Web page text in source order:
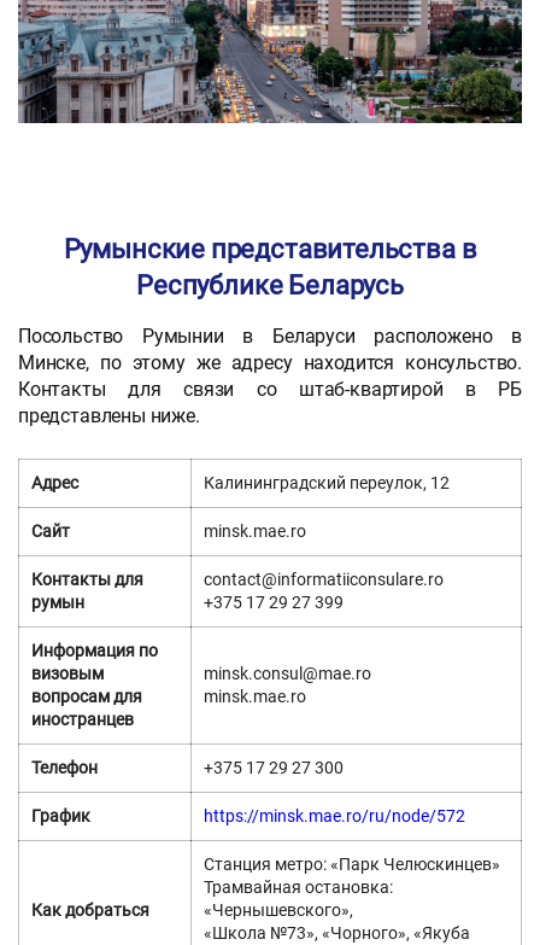
Румынские представительства в
Республике Беларусь
Посольство Румынии в Беларуси расположено в
Минске, по этому же адресу находится консульство.
Контакты для связи со штаб-квартирой в РБ
представлены ниже.
Адрес Калининградский переулок, 12
Сайт minsk.mae.ro
Контакты для
румын
contact@informatiiconsulare.ro
+375 17 29 27 399
Информация по
визовым
вопросам для
иностранцев
minsk.consul@mae.ro
minsk.mae.ro
Телефон +375 17 29 27 300
График https://minsk.mae.ro/ru/node/572
Как добраться
Станция метро: «Парк Челюскинцев»
Трамвайная остановка:
«Чернышевского»,
«Школа №73», «Чорного», «Якуба